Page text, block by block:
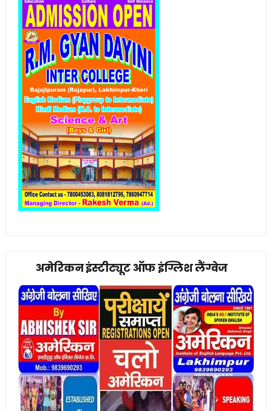
अमेरिकन इंस्टीट्यूट ऑफ इंग्लिश लैंग्वेज